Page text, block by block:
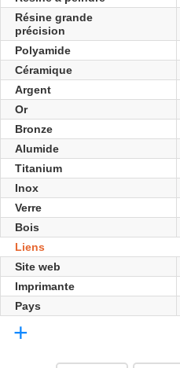
Résine grande
précision
Polyamide
Céramique
Argent
Or
Bronze
Alumide
Titanium
Inox
Verre
Bois
Liens
Site web
Imprimante
Pays
+